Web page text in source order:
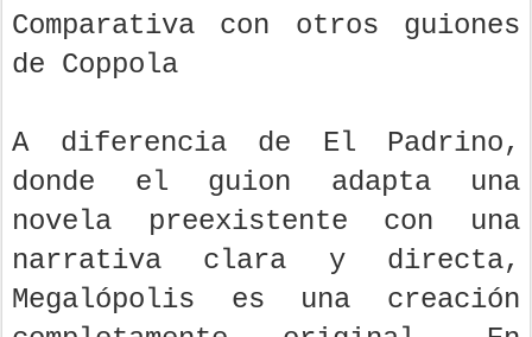
Comparativa con otros guiones
de Coppola
A diferencia de El Padrino,
donde el guion adapta una
novela preexistente con una
narrativa clara y directa,
Megalópolis es una creación